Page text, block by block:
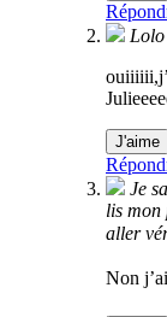
Lolo
J'aime
Je
lis mon
aller
Non